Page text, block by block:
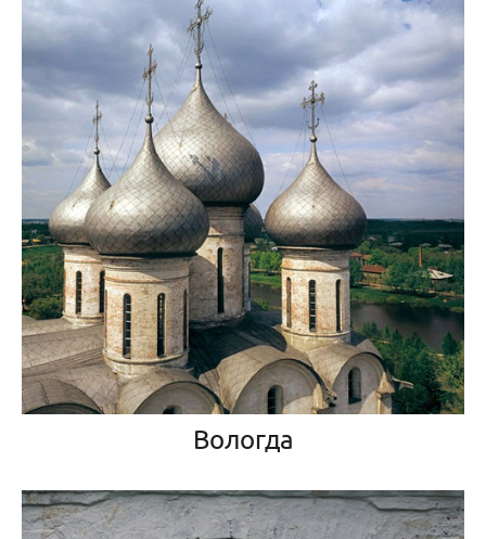
Вологда